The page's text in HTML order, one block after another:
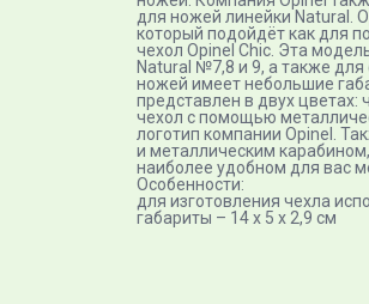
для ножей линейки Natural.
который подойдёт как для
чехол Opinel Chic. Эта
Natural №7,8 и 9, а также
ножей имеет небольшие
представлен в двух цветах:
чехол с помощью
логотип компании Opinel​.
и металлическим
наиболее удобном для вас
Особенности:
для изготовления чехла
габариты – 14 х 5 х 2,9 см